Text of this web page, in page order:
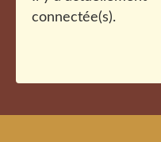
connectée(s).